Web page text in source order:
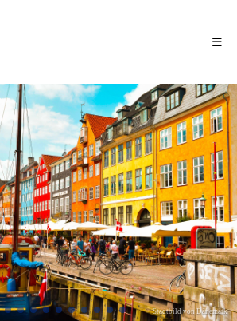
Stadtbild von Dänemark